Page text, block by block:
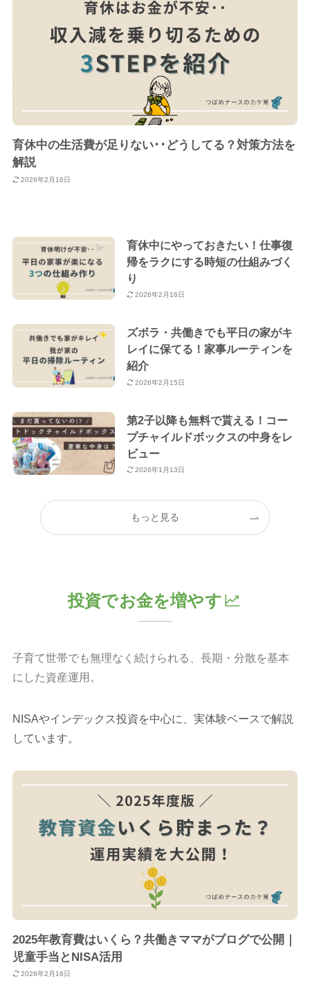
育休中の生活費が足りない･･どうしてる？対策方法を
解説
2026年2月16日
育休中にやっておきたい！仕事復
帰をラクにする時短の仕組みづく
り
2026年2月16日
ズボラ・共働きでも平日の家がキ
レイに保てる！家事ルーティンを
紹介
2026年2月15日
第2子以降も無料で貰える！コー
プチャイルドボックスの中身をレ
ビュー
2026年1月13日
もっと見る
投資でお金を増やす
子育て世帯でも無理なく続けられる、長期・分散を基本
にした資産運用。
NISAやインデックス投資を中心に、実体験ベースで解説
しています。
2025年教育費はいくら？共働きママがブログで公開｜
児童手当とNISA活用
2026年2月16日